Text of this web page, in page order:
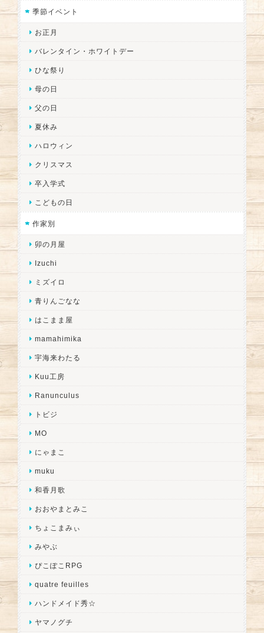
季節イベント
お正月
バレンタイン・ホワイトデー
ひな祭り
母の日
父の日
夏休み
ハロウィン
クリスマス
卒入学式
こどもの日
作家別
卯の月屋
Izuchi
ミズイロ
青りんごなな
はこまま屋
mamahimika
宇海来わたる
Kuu工房
Ranunculus
トビジ
MO
にゃまこ
muku
和香月歌
おおやまとみこ
ちょこまみぃ
みやぶ
ぴこぽこRPG
quatre feuilles
ハンドメイド秀☆
ヤマノグチ